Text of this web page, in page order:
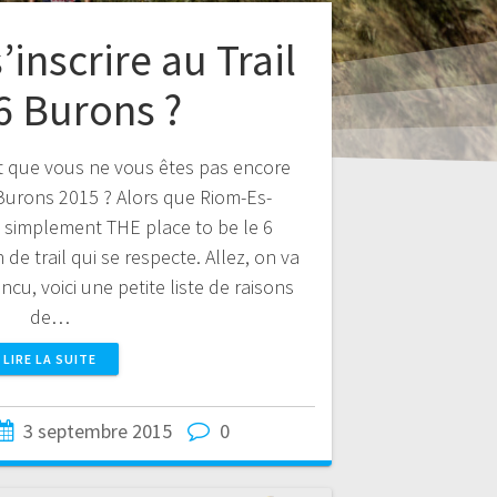
au Trail
Burons ?
vous ne vous êtes pas encore
2015 ? Alors que Riom-Es-
THE place to be le 6
trail qui se respecte. Allez, on va
voici une petite liste de raisons
de…
LIRE LA SUITE
3 septembre 2015 0